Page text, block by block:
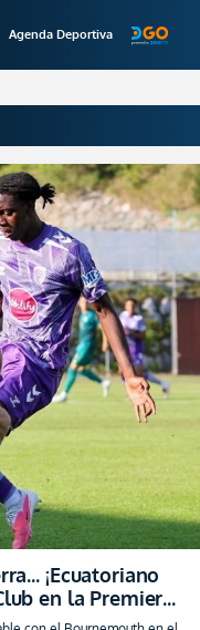
Agenda Deportiva
¡Ecuatoriano
en la Premier